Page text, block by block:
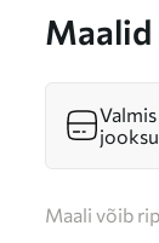
Maali võib